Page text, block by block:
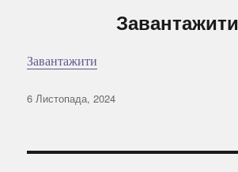
Завантажити
Завантажити
Оприлюднено
6 Листопада, 2024